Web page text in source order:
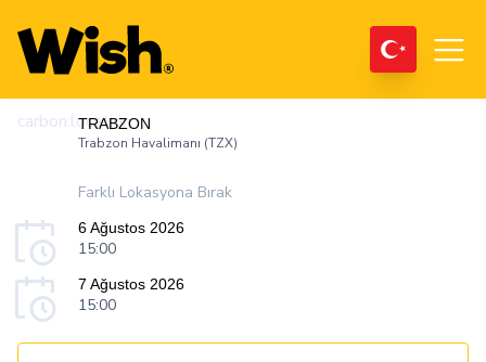
carbon:location
TRABZON
Trabzon Havalimanı (TZX)
Farklı Lokasyona Bırak
6 Ağustos 2026
15:00
7 Ağustos 2026
15:00